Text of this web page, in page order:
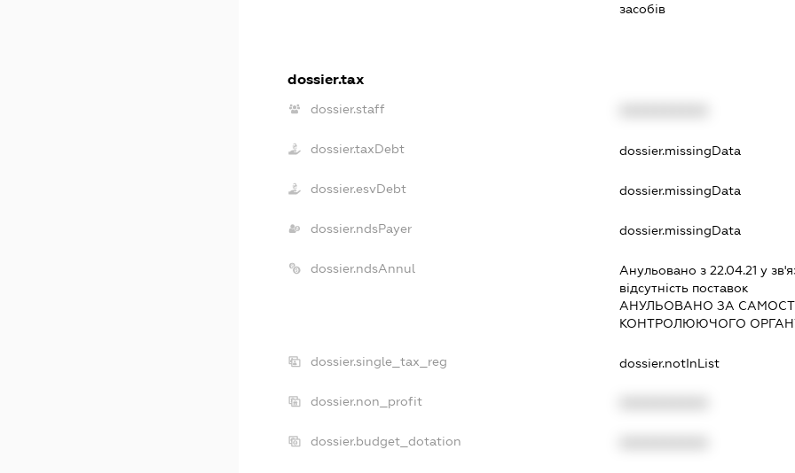
засобів
dossier.tax
dossier.staff
dossier.taxDebt dossier.missingData
dossier.esvDebt dossier.missingData
dossier.ndsPayer dossier.missingData
dossier.ndsAnnul Анульовано з 22.04.21 у
вiдсутнiсть поставок
АНУЛЬОВАНО ЗА
КОНТРОЛЮЮЧОГО
dossier.single_tax_reg dossier.notInList
dossier.non_profit
dossier.budget_dotation